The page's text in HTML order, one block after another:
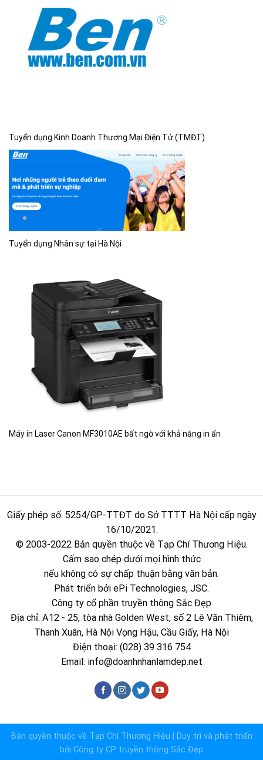
Tuyển dụng Kinh Doanh Thương Mại Điện Tử (TMĐT)
Tuyển dụng Nhân sự tại Hà Nội
Máy in Laser Canon MF3010AE bất ngờ với khả năng in ấn
Giấy phép số: 5254/GP-TTĐT do Sở TTTT Hà Nội cấp ngày
16/10/2021.
© 2003-2022 Bản quyền thuộc về Tạp Chí Thương Hiệu.
Cấm sao chép dưới mọi hình thức
nếu không có sự chấp thuận bằng văn bản.
Phát triển bởi ePi Technologies, JSC.
Công ty cổ phần truyền thông Sắc Đẹp
Địa chỉ: A12 - 25, tòa nhà Golden West, số 2 Lê Văn Thiêm,
Thanh Xuân, Hà Nội Vọng Hậu, Cầu Giấy, Hà Nội
Điện thoại: (028) 39 316 754
Email: info@doanhnhanlamdep.net
Bản quyền thuộc về Tạp Chí Thương Hiệu | Duy trì và phát triển
bởi Công ty CP truyền thông Sắc Đẹp